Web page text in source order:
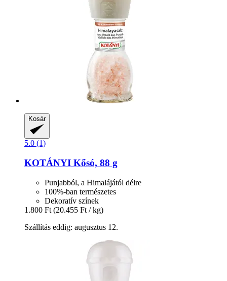
Kosár
5.0 (1)
KOTÁNYI Kősó, 88 g
Punjabból, a Himalájától délre
100%-ban természetes
Dekoratív színek
1.800 Ft (20.455 Ft / kg)
Szállítás eddig: augusztus 12.